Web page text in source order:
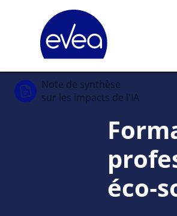
Note de synthèse
sur les impacts de l'IA
Panneau de gestion des cookies